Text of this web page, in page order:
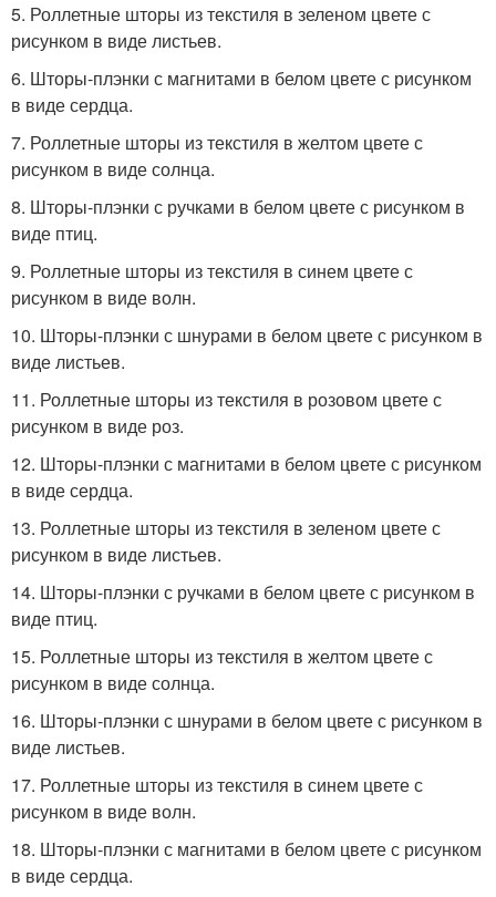
5. Роллетные шторы из текстиля в зеленом цвете с
рисунком в виде листьев.
6. Шторы-плэнки с магнитами в белом цвете с рисунком
в виде сердца.
7. Роллетные шторы из текстиля в желтом цвете с
рисунком в виде солнца.
8. Шторы-плэнки с ручками в белом цвете с рисунком в
виде птиц.
9. Роллетные шторы из текстиля в синем цвете с
рисунком в виде волн.
10. Шторы-плэнки с шнурами в белом цвете с рисунком в
виде листьев.
11. Роллетные шторы из текстиля в розовом цвете с
рисунком в виде роз.
12. Шторы-плэнки с магнитами в белом цвете с рисунком
в виде сердца.
13. Роллетные шторы из текстиля в зеленом цвете с
рисунком в виде листьев.
14. Шторы-плэнки с ручками в белом цвете с рисунком в
виде птиц.
15. Роллетные шторы из текстиля в желтом цвете с
рисунком в виде солнца.
16. Шторы-плэнки с шнурами в белом цвете с рисунком в
виде листьев.
17. Роллетные шторы из текстиля в синем цвете с
рисунком в виде волн.
18. Шторы-плэнки с магнитами в белом цвете с рисунком
в виде сердца.